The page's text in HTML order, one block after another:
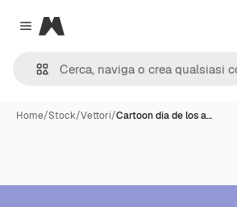
Close menu
Magnific
Home/Stock/Vettori/Cartoon dia de los a…